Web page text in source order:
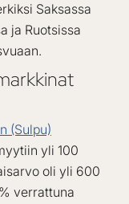
Saksassa
ja Ruotsissa
(Sulpu)
yli 100
oli yli 600
verrattuna